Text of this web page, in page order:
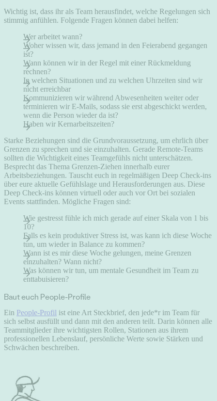
Wichtig ist, dass ihr als Team herausfindet, welche Regelungen sich
stimmig anfühlen. Folgende Fragen können dabei helfen:
Wer arbeitet wann?
Woher wissen wir, dass jemand in den Feierabend gegangen
ist?
Wann können wir in der Regel mit einer Rückmeldung
rechnen?
In welchen Situationen und zu welchen Uhrzeiten sind wir
nicht erreichbar
Kommunizieren wir während Abwesenheiten weiter oder
terminieren wir E-Mails, sodass sie erst abgeschickt werden,
wenn die Person wieder da ist?
Haben wir Kernarbeitszeiten?
Starke Beziehungen sind die Grundvoraussetzung, um ehrlich über
Grenzen zu sprechen und sie einzuhalten. Gerade Remote-Teams
sollten die Wichtigkeit eines Teamgefühls nicht unterschätzen.
Besprecht das Thema Grenzen-Ziehen innerhalb eurer
Arbeitsbeziehungen. Tauscht euch in regelmäßigen Deep Check-ins
über eure aktuelle Gefühlslage und Herausforderungen aus. Diese
Deep Check-ins können virtuell oder auch vor Ort bei sozialen
Events stattfinden. Mögliche Fragen sind:
Wie gestresst fühle ich mich gerade auf einer Skala von 1 bis
10?
Falls es kein produktiver Stress ist, was kann ich diese Woche
tun, um wieder in Balance zu kommen?
Wann ist es mir diese Woche gelungen, meine Grenzen
einzuhalten? Wann nicht?
Was können wir tun, um mentale Gesundheit im Team zu
enttabuisieren?
Baut euch People-Profile
Ein People-Profil ist eine Art Steckbrief, den jede*r im Team für
sich selbst ausfüllt und dann mit den anderen teilt. Darin können alle
Teammitglieder ihre wichtigsten Rollen, Stationen aus ihrem
professionellen Lebenslauf, persönliche Werte sowie Stärken und
Schwächen beschreiben.